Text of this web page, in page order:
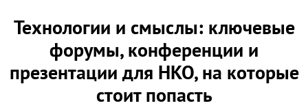
Технологии и смыслы: ключевые
форумы, конференции и
презентации для НКО, на которые
стоит попасть